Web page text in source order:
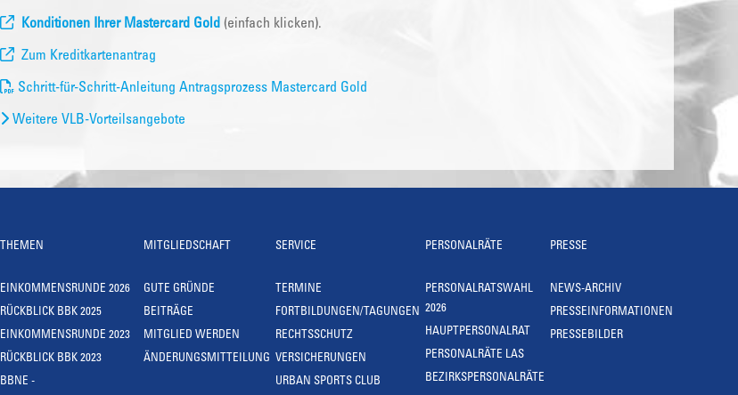
Konditionen Ihrer Mastercard Gold (einfach klicken).
Zum Kreditkartenantrag
Schritt-für-Schritt-Anleitung Antragsprozess Mastercard Gold
Weitere VLB-Vorteilsangebote
THEMEN
EINKOMMENSRUNDE 2026
RÜCKBLICK BBK 2025
EINKOMMENSRUNDE 2023
RÜCKBLICK BBK 2023
BBNE -
MITGLIEDSCHAFT
GUTE GRÜNDE
BEITRÄGE
MITGLIED WERDEN
ÄNDERUNGSMITTEILUNG
SERVICE
TERMINE
FORTBILDUNGEN/TAGUNGEN
RECHTSSCHUTZ
VERSICHERUNGEN
URBAN SPORTS CLUB
PERSONALRÄTE
PERSONALRATSWAHL
2026
HAUPTPERSONALRAT
PERSONALRÄTE LAS
BEZIRKSPERSONALRÄTE
PRESSE
NEWS-ARCHIV
PRESSEINFORMATIONEN
PRESSEBILDER